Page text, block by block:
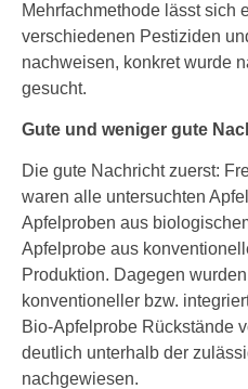
Mehrfachmethode lässt sich
verschiedenen Pestiziden
nachweisen, konkret wurde
gesucht.
Gute und weniger gute
Die gute Nachricht zuerst:
waren alle untersuchten
Apfelproben aus
Apfelprobe aus
Produktion. Dagegen
konventioneller bzw.
Bio-Apfelprobe Rückstände
deutlich unterhalb der
nachgewiesen.